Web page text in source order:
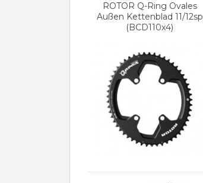
ROTOR Q-Ring Ovales
Außen Kettenblad 11/12sp
(BCD110x4)